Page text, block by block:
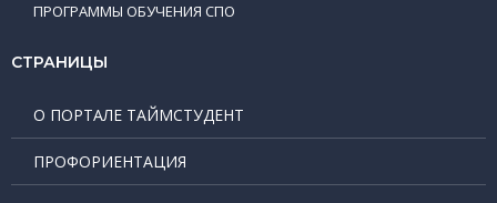
ПРОГРАММЫ ОБУЧЕНИЯ СПО
СТРАНИЦЫ
О ПОРТАЛЕ ТАЙМСТУДЕНТ
ПРОФОРИЕНТАЦИЯ